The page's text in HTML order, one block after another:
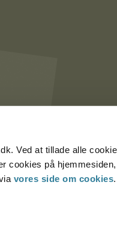
Ved at tillade alle
cookies på
vores side om cookies.